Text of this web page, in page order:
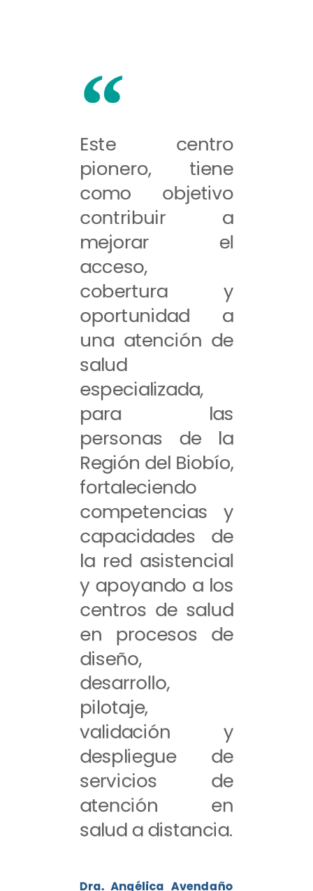
Este centro
pionero, tiene
como objetivo
contribuir a
mejorar el
acceso,
cobertura y
oportunidad a
una atención de
salud
especializada,
para las
personas de la
Región del Biobío,
fortaleciendo
competencias y
capacidades de
la red asistencial
y apoyando a los
centros de salud
en procesos de
diseño,
desarrollo,
pilotaje,
validación y
despliegue de
servicios de
atención en
salud a distancia.
Dra. Angélica Avendaño